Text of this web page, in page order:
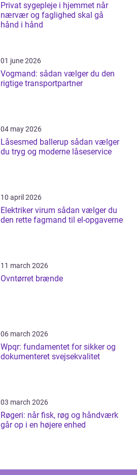
Privat sygepleje i hjemmet når
nærvær og faglighed skal gå
hånd i hånd
01 june 2026
Vogmand: sådan vælger du den
rigtige transportpartner
04 may 2026
Låsesmed ballerup sådan vælger
du tryg og moderne låseservice
10 april 2026
Elektriker virum sådan vælger du
den rette fagmand til el-opgaverne
11 march 2026
Ovntørret brænde
06 march 2026
Wpqr: fundamentet for sikker og
dokumenteret svejsekvalitet
03 march 2026
Røgeri: når fisk, røg og håndværk
går op i en højere enhed